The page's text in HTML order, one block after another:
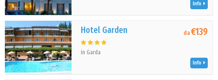
Info
Hotel Garden
in Garda
da€139
Info